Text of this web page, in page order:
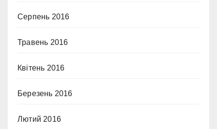
Серпень 2016
Травень 2016
Квітень 2016
Березень 2016
Лютий 2016